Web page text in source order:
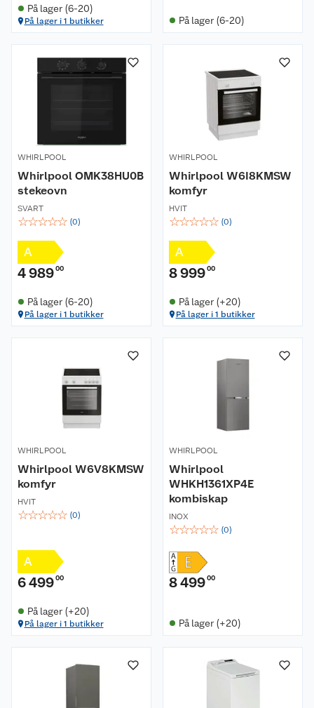
På lager (6-20)
På lager i 1 butikker På lager (6-20)
WHIRLPOOL
Whirlpool OMK38HU0B
stekeovn
SVART
☆☆☆☆☆ (0)
A
4 98900
På lager (6-20)
På lager i 1 butikker
WHIRLPOOL
Whirlpool W6I8KMSW
komfyr
HVIT
☆☆☆☆☆ (0)
A
8 99900
På lager (+20)
På lager i 1 butikker
WHIRLPOOL
Whirlpool W6V8KMSW
komfyr
HVIT
☆☆☆☆☆ (0)
A
6 49900
På lager (+20)
På lager i 1 butikker
WHIRLPOOL
Whirlpool
WHKH1361XP4E
kombiskap
INOX
☆☆☆☆☆ (0)
8 49900
På lager (+20)